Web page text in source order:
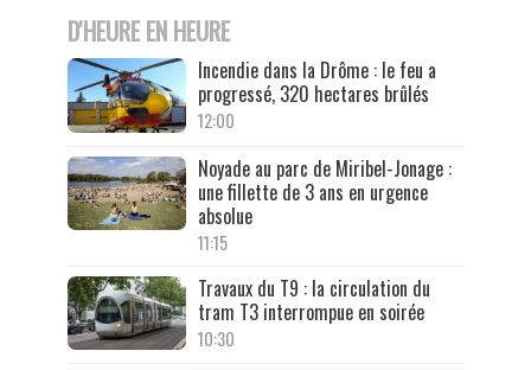
D'HEURE EN HEURE
Incendie dans la Drôme : le feu a
progressé, 320 hectares brûlés
12:00
Noyade au parc de Miribel-Jonage :
une fillette de 3 ans en urgence
absolue
11:15
Travaux du T9 : la circulation du
tram T3 interrompue en soirée
10:30